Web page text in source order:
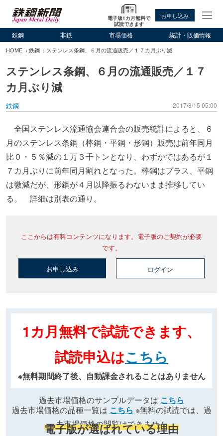
電子版1カ月無料で
試読できます
お申し込み
鉄鋼 非鉄 市場価格 統計・販価情報
HOME 鉄鋼 ステンレス条鋼、６月の流通販売／１７カ月ぶり減
ステンレス条鋼、６月の流通販売／１７
カ月ぶり減
鉄鋼 2017/8/15 05:00
全国ステンレス流通協会連合会の販売統計によると、６
月のステンレス条鋼（棒鋼・平鋼・形鋼）販売は前年同月
比０・５％減の１万３千トンとなり、わずかではあるが１
７カ月ぶりに前年同月割れとなった。棒鋼はプラス、平鋼
は微減だが、形鋼が４月以降振るわないまま推移してい
る。 詳細は別表の通り。
ここからは有料コンテンツになります。電子版のご契約が必要
です。
お申し込み ログイン
1カ月無料で試読できます、
試読申込はこちら
※無料期間終了後、自動課金されることはありません
過去市場価格のサンプルデータは こちら
過去市場価格の品種一覧は こちら ※無料の試読では、過
去市場価格の閲覧はできません
電子版が選ばれている理由